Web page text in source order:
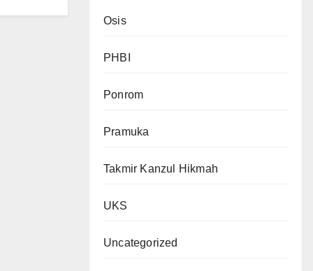
Osis
PHBI
Ponrom
Pramuka
Takmir Kanzul Hikmah
UKS
Uncategorized